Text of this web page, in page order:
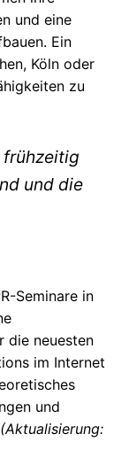
und eine
Ein
Köln oder
zu
frühzeitig
und die
Seminare in
die neuesten
im Internet
und
(Aktualisierung: